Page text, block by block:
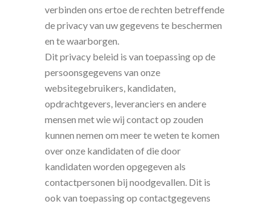
verbinden ons ertoe de rechten betreffende
de privacy van uw gegevens te beschermen
en te waarborgen.
Dit privacy beleid is van toepassing op de
persoonsgegevens van onze
websitegebruikers, kandidaten,
opdrachtgevers, leveranciers en andere
mensen met wie wij contact op zouden
kunnen nemen om meer te weten te komen
over onze kandidaten of die door
kandidaten worden opgegeven als
contactpersonen bij noodgevallen. Dit is
ook van toepassing op contactgegevens